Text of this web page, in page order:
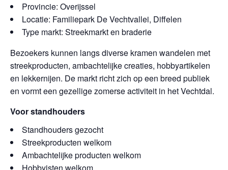
Provincie: Overijssel
Locatie: Familiepark De Vechtvallei, Diffelen
Type markt: Streekmarkt en braderie
Bezoekers kunnen langs diverse kramen wandelen met
streekproducten, ambachtelijke creaties, hobbyartikelen
en lekkernijen. De markt richt zich op een breed publiek
en vormt een gezellige zomerse activiteit in het Vechtdal.
Voor standhouders
Standhouders gezocht
Streekproducten welkom
Ambachtelijke producten welkom